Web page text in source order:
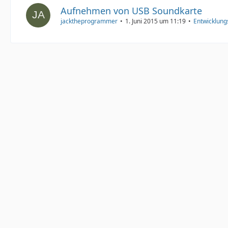
Aufnehmen von USB Soundkarte
jacktheprogrammer 1. Juni 2015 um 11:19